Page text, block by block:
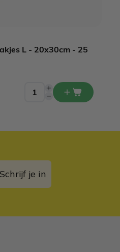
L - 20x30cm - 25
Schrijf je in